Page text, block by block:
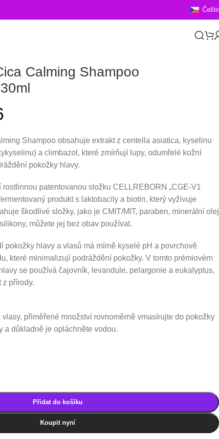
Calming Shampoo
Shampoo obsahuje extrakt z centella asiatica, kyselinu
a climbazol, které zmírňují lupy, odumřelé kožní
pokožky hlavy.
patentovanou složku CELLREBORN „CGE-V1
produkt s laktobacily a biotin, který vyživuje
škodlivé složky, jako je CMIT/MIT, paraben, minerální olej
můžete jej bez obav používat.
pokožky hlavy a vlasů má mírně kyselé pH a povrchově
které minimalizují podráždění pokožky. V tomto prémiovém
se používá čajovník, levandule, pelargonie a eukalyptus,
přírody.
přiměřené množství rovnoměrně vmasírujte do pokožky
a důkladně je opláchněte vodou.
Přidat do košíku
Koupit nyní